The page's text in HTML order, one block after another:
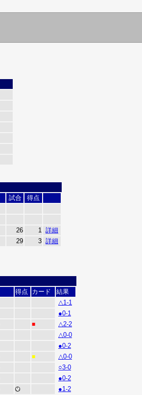
試合
得点
26 1 詳細
29 3 詳細
得点 カード
結果
△1-1
●0-1
■
△2-2
△0-0
●0-2
■
△0-0
○3-0
●0-2
●1-2